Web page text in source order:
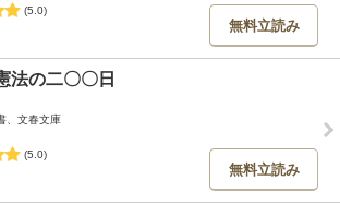
(5.0)
無料立読み
法の二〇〇日
、文春文庫
(5.0)
無料立読み